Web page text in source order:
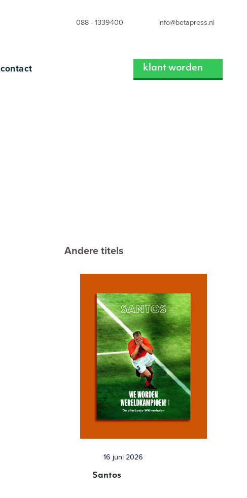
088 - 1339400 info@betapress.nl
contact klant worden
Andere titels
16 juni 2026
Santos